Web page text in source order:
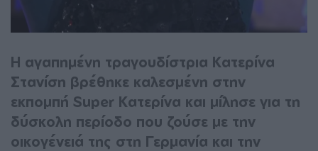
Η αγαπημένη τραγουδίστρια Κατερίνα
Στανίση βρέθηκε καλεσμένη στην
εκπομπή Super Κατερίνα και μίλησε για τη
δύσκολη περίοδο που ζούσε με την
οικογένειά της στη Γερμανία και την